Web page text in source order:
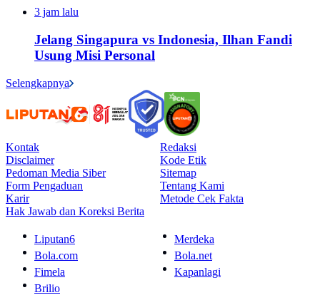
3 jam lalu
Jelang Singapura vs Indonesia, Ilhan Fandi
Usung Misi Personal
Selengkapnya
Kontak
Redaksi
Disclaimer
Kode Etik
Pedoman Media Siber
Sitemap
Form Pengaduan
Tentang Kami
Karir
Metode Cek Fakta
Hak Jawab dan Koreksi Berita
Liputan6
Merdeka
Bola.com
Bola.net
Fimela
Kapanlagi
Brilio